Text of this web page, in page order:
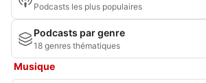
Podcasts les plus populaires
Podcasts par genre
18 genres thématiques
Musique